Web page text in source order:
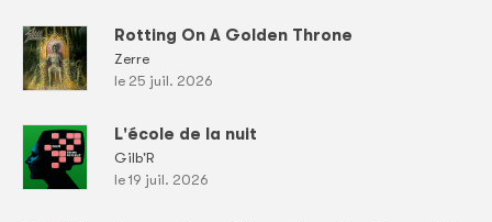
Rotting On A Golden Throne
Zerre
le 25 juil. 2026
L'école de la nuit
Gilb'R
le 19 juil. 2026